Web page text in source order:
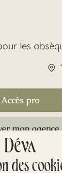
les
Accès pro
mon agence
des